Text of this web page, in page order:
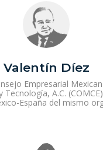
Valentín Díez
Empresarial
Tecnología, A.C.
España del mismo